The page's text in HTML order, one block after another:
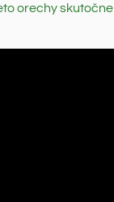
orechy skutočne